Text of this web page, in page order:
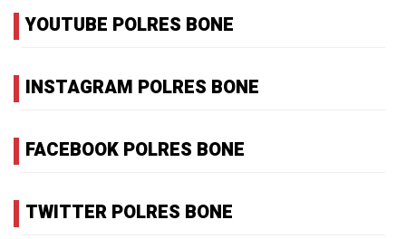
YOUTUBE POLRES BONE
INSTAGRAM POLRES BONE
FACEBOOK POLRES BONE
TWITTER POLRES BONE